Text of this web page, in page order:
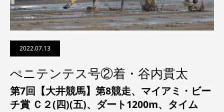
2022.07.13
ぺニテンテス号②着・谷内貫太
第7回【大井競馬】第8競走、 マイアミ・ビー
チ賞 Ｃ２(四)(五)、 ダート1200m、タイム